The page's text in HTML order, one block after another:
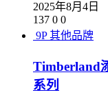
2025年8月4日
137 0 0
9P 其他品牌
Timberland
系列